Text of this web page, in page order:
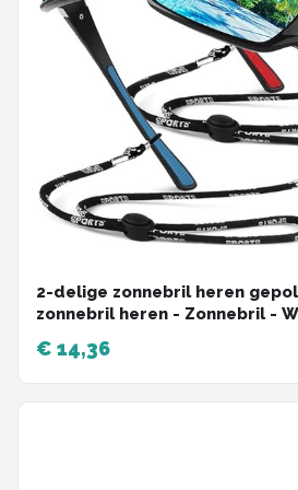
2-delige zonnebril heren
zonnebril heren - Zonnebril -
Veiligheidsbril - PC - Oranje/
€ 14,36